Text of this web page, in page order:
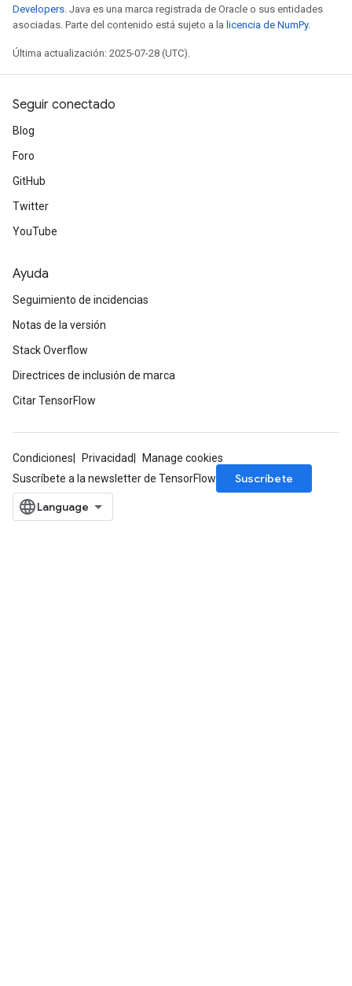
Developers. Java es una marca registrada de Oracle o sus entidades
asociadas. Parte del contenido está sujeto a la licencia de NumPy.
Última actualización: 2025-07-28 (UTC).
Seguir conectado
Blog
Foro
GitHub
Twitter
YouTube
Ayuda
Seguimiento de incidencias
Notas de la versión
Stack Overflow
Directrices de inclusión de marca
Citar TensorFlow
Condiciones Privacidad
Manage cookies
Suscríbete a la newsletter de TensorFlow
Suscríbete